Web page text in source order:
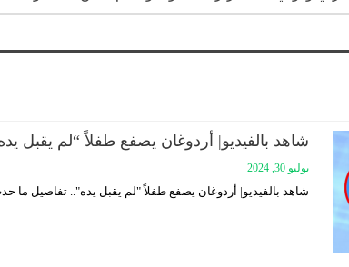
شاهد بالفيديو| أردوغان يصفع طفلاً “لم يقبل
يوليو 30, 2024
شاهد بالفيديو| أردوغان يصفع طفلاً "لم يقبل يده".. تفاصيل ما